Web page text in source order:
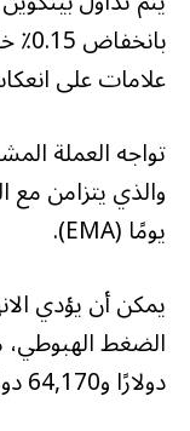
علامات على
يومًا (EMA).
يمكن أن يؤدي
دولارًا و64,170 دولارًا.